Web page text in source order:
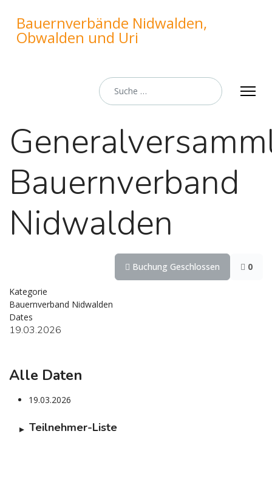
Bauernverbände Nidwalden,
Obwalden und Uri
Suchen
Bauernverband
Nidwalden
Buchung Geschlossen 0
Kategorie
Bauernverband Nidwalden
Dates
19.03.2026
Alle Daten
19.03.2026
Teilnehmer-Liste